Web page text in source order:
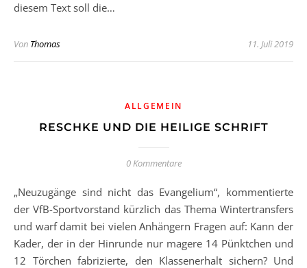
diesem Text soll die…
Von Thomas 11. Juli 2019
ALLGEMEIN
RESCHKE UND DIE HEILIGE SCHRIFT
0 Kommentare
„Neuzugänge sind nicht das Evangelium“, kommentierte
der VfB-Sportvorstand kürzlich das Thema Wintertransfers
und warf damit bei vielen Anhängern Fragen auf: Kann der
Kader, der in der Hinrunde nur magere 14 Pünktchen und
12 Törchen fabrizierte, den Klassenerhalt sichern? Und